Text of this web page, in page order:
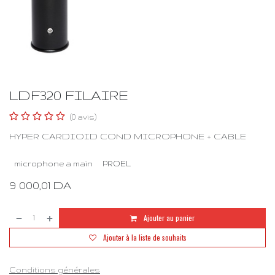
LDF320 FILAIRE
(0 avis)
HYPER CARDIOID COND MICROPHONE + CABLE
microphone a main PROEL
9 000,01 DA
Ajouter au panier
Ajouter à la liste de souhaits
Conditions générales